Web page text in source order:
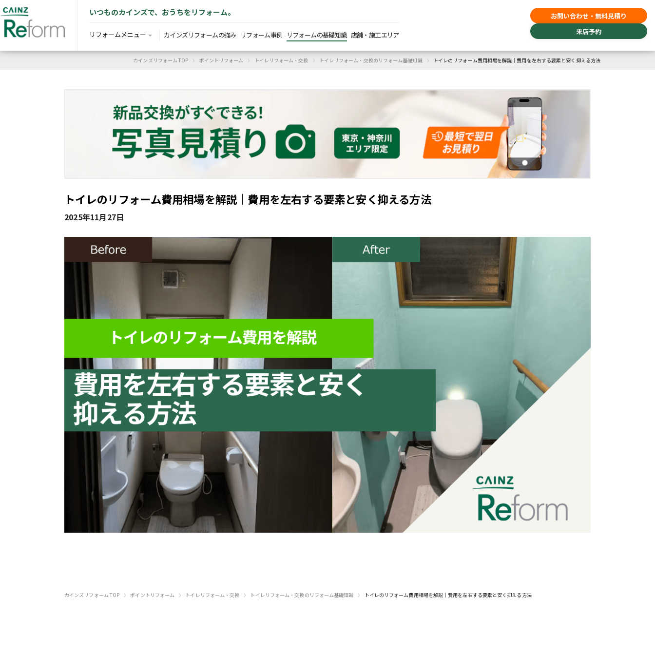
いつものカインズで、おうちをリフォーム。
リフォームメニュー カインズリフォームの強み リフォーム事例 リフォームの基礎知識 店舗・施工エリア
お問い合わせ・無料見積り
来店予約
カインズリフォーム TOP › ポイントリフォーム › トイレリフォーム・交換 › トイレリフォーム・交換のリフォーム基礎知識 › トイレのリフォーム費用相場を解説｜費用を左右する要素と安く抑える方法
トイレのリフォーム費用相場を解説｜費用を左右する要素と安く抑える方法
2025年11月27日
カインズリフォーム TOP › ポイントリフォーム › トイレリフォーム・交換 › トイレリフォーム・交換のリフォーム基礎知識 › トイレのリフォーム費用相場を解説｜費用を左右する要素と安く抑える方法